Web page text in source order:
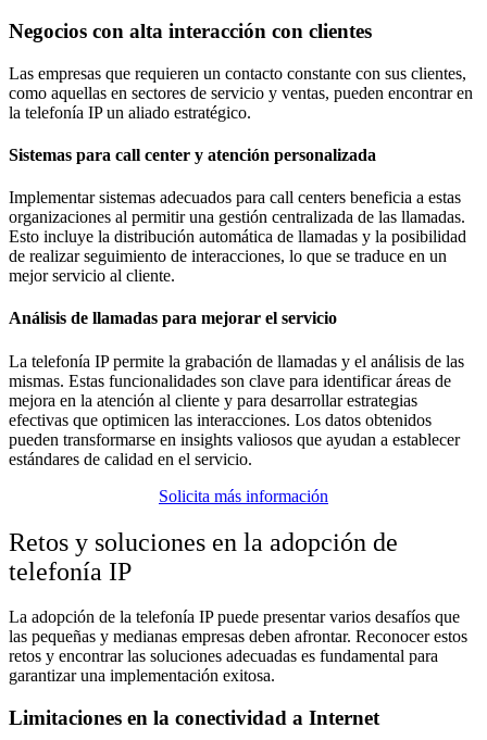
Negocios con alta interacción con clientes
Las empresas que requieren un contacto constante con sus clientes,
como aquellas en sectores de servicio y ventas, pueden encontrar en
la telefonía IP un aliado estratégico.
Sistemas para call center y atención personalizada
Implementar sistemas adecuados para call centers beneficia a estas
organizaciones al permitir una gestión centralizada de las llamadas.
Esto incluye la distribución automática de llamadas y la posibilidad
de realizar seguimiento de interacciones, lo que se traduce en un
mejor servicio al cliente.
Análisis de llamadas para mejorar el servicio
La telefonía IP permite la grabación de llamadas y el análisis de las
mismas. Estas funcionalidades son clave para identificar áreas de
mejora en la atención al cliente y para desarrollar estrategias
efectivas que optimicen las interacciones. Los datos obtenidos
pueden transformarse en insights valiosos que ayudan a establecer
estándares de calidad en el servicio.
Solicita más información
Retos y soluciones en la adopción de
telefonía IP
La adopción de la telefonía IP puede presentar varios desafíos que
las pequeñas y medianas empresas deben afrontar. Reconocer estos
retos y encontrar las soluciones adecuadas es fundamental para
garantizar una implementación exitosa.
Limitaciones en la conectividad a Internet